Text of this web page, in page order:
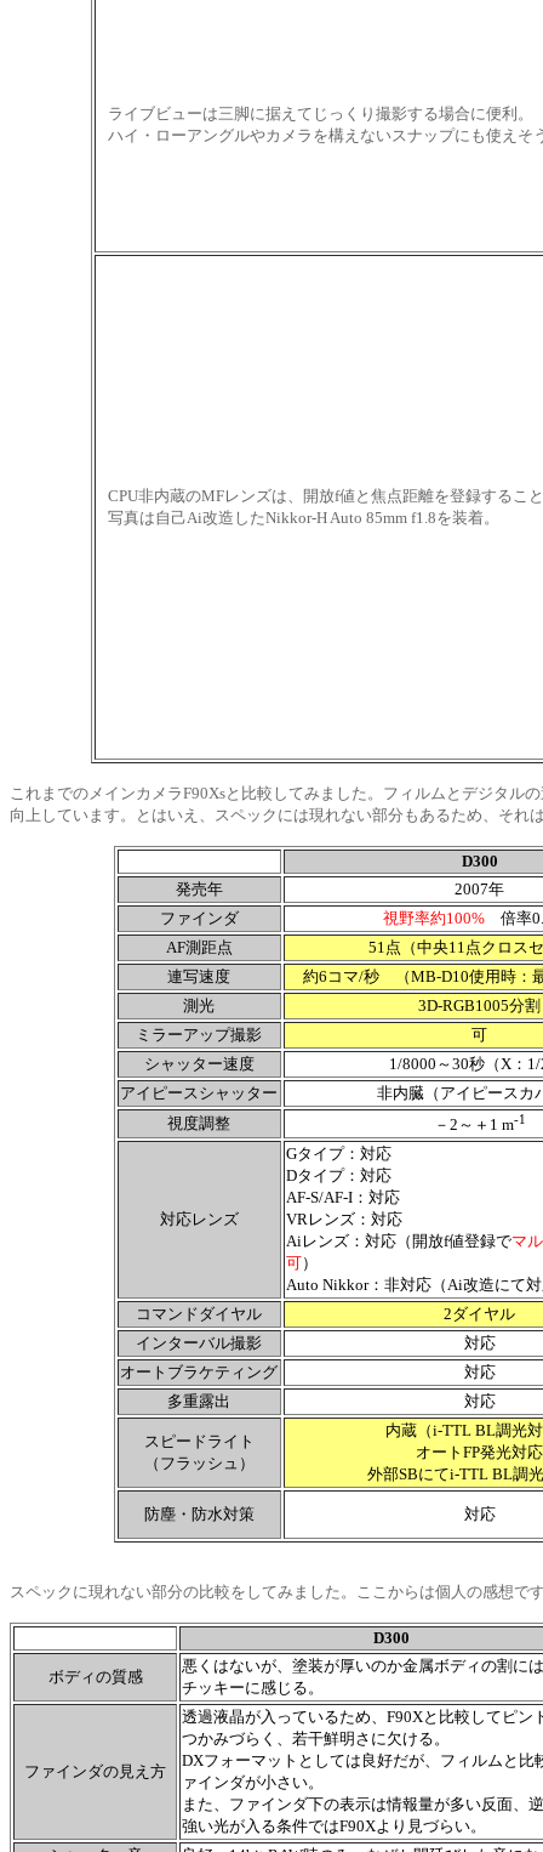
ライブビューは三脚に据えてじっくり撮影する場合に便利。
ハイ・ローアングルやカメラを構えないスナップにも使えそ
CPU非内蔵のMFレンズは、開放f値と焦点距離を登録するこ
写真は自己Ai改造したNikkor-H Auto 85mm f1.8を装着。
これまでのメインカメラF90Xsと比較してみました。フィルムとデジタル
向上しています。とはいえ、スペックには現れない部分もあるため、それ
D300
発売年
2007年
ファインダ
視野率約100%倍率
AF測距点
51点（中央11点クロス
連写速度
約6コマ/秒 （MB-D10使用時：
測光
3D-RGB1005分割
ミラーアップ撮影
可
シャッター速度
1/8000～30秒（X：1/
アイピースシャッター
非内臓（アイピースカ
視度調整
－2～＋1 m-1
対応レンズ
Gタイプ：対応
Dタイプ：対応
AF-S/AF-I：対応
VRレンズ：対応
Aiレンズ：対応（開放f値登録でマ
可）
Auto Nikkor：非対応（Ai改造にて
コマンドダイヤル
2ダイヤル
インターバル撮影
対応
オートブラケティング
対応
多重露出
対応
スピードライト
（フラッシュ）
内蔵（i-TTL BL調光
オートFP発光対応
外部SBにてi-TTL BL調
防塵・防水対策 対応
スペックに現れない部分の比較をしてみました。ここからは個人の感想で
D300
ボディの質感
悪くはないが、塗装が厚いのか金属ボディの割に
チッキーに感じる。
ファインダの見え方
透過液晶が入っているため、F90Xと比較してピン
つかみづらく、若干鮮明さに欠ける。
DXフォーマットとしては良好だが、フィルムと比
ァインダが小さい。
また、ファインダ下の表示は情報量が多い反面、
強い光が入る条件ではF90Xより見づらい。